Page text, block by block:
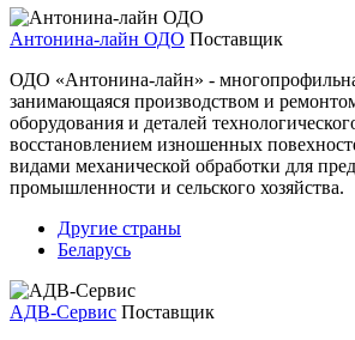
Антонина-лайн ОДО Поставщик
ОДО «Антонина-лайн» -
занимающаяся производством и
оборудования и деталей
восстановлением изношенных
видами механической обработки для
промышленности и сельского хозяйства.
Другие страны
Беларусь
АДВ-Сервис Поставщик